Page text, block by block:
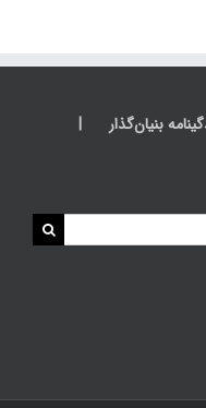
بنیان‌گذار